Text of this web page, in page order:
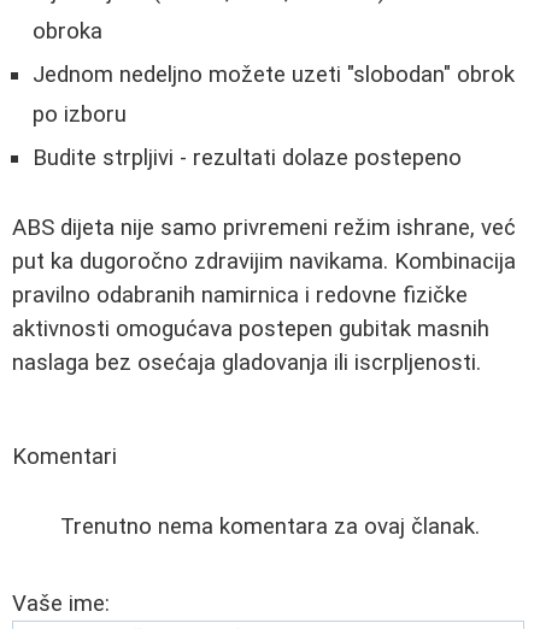
obroka
Jednom nedeljno možete uzeti "slobodan" obrok
po izboru
Budite strpljivi - rezultati dolaze postepeno
ABS dijeta nije samo privremeni režim ishrane, već
put ka dugoročno zdravijim navikama. Kombinacija
pravilno odabranih namirnica i redovne fizičke
aktivnosti omogućava postepen gubitak masnih
naslaga bez osećaja gladovanja ili iscrpljenosti.
Komentari
Trenutno nema komentara za ovaj članak.
Vaše ime: